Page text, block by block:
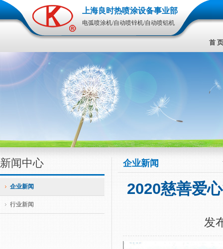
上海良时热喷涂设备事业部
电弧喷涂机/自动喷锌机/自动喷铝机
首
新闻中心
企业新闻
行业新闻
企业新闻
2020慈善爱
发